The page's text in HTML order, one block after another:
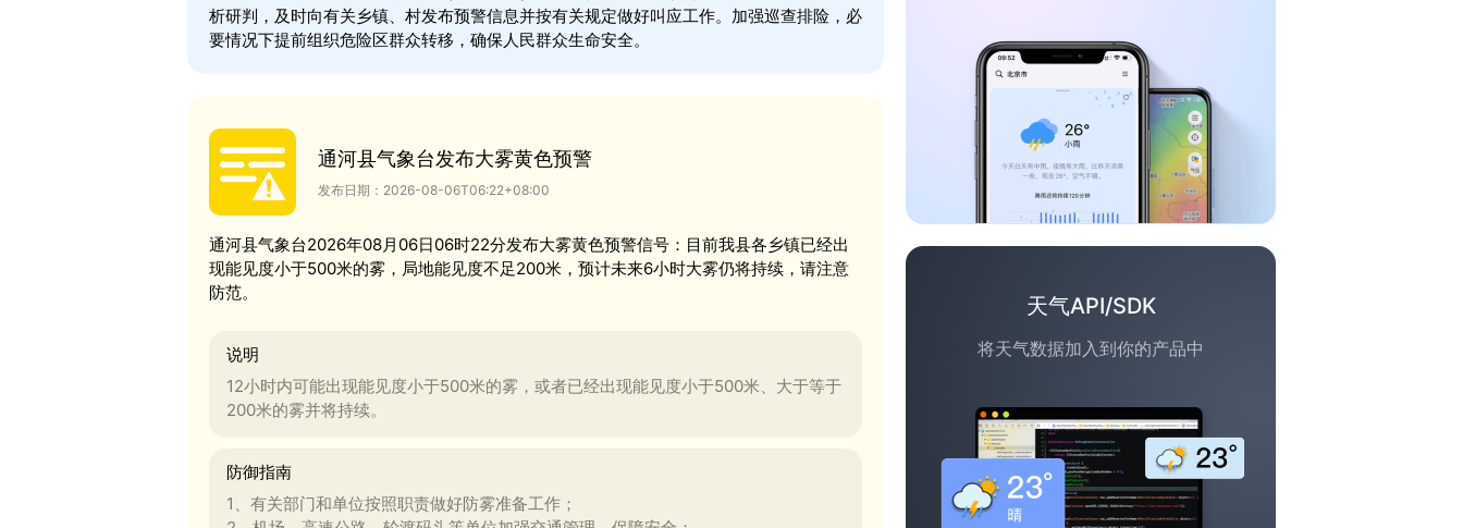
析研判，及时向有关乡镇、村发布预警信息并按有关规定做好叫应工作。加强巡查排险，必
要情况下提前组织危险区群众转移，确保人民群众生命安全。
通河县气象台发布大雾黄色预警
发布日期：2026-08-06T06:22+08:00
通河县气象台2026年08月06日06时22分发布大雾黄色预警信号：目前我县各乡镇已经出
现能见度小于500米的雾，局地能见度不足200米，预计未来6小时大雾仍将持续，请注意
防范。
说明
12小时内可能出现能见度小于500米的雾，或者已经出现能见度小于500米、大于等于
200米的雾并将持续。
防御指南
1、有关部门和单位按照职责做好防雾准备工作；
天气API/SDK
将天气数据加入到你的产品中